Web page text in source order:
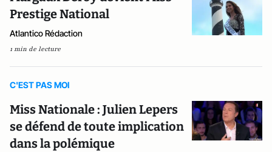
Prestige National
Atlantico Rédaction
1 min de lecture
C'EST PAS MOI
Miss Nationale : Julien Lepers
se défend de toute implication
dans la polémique